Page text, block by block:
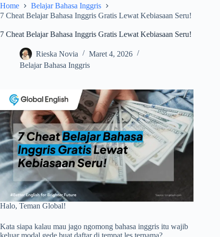
Home
Belajar Bahasa Inggris
7 Cheat Belajar Bahasa Inggris Gratis Lewat Kebiasaan Seru!
7 Cheat Belajar Bahasa Inggris Gratis Lewat Kebiasaan Seru!
Rieska Novia
Maret 4, 2026
Belajar Bahasa Inggris
Halo, Teman Global!
Kata siapa kalau mau jago ngomong bahasa inggris itu wajib
keluar modal gede buat daftar di tempat les ternama?